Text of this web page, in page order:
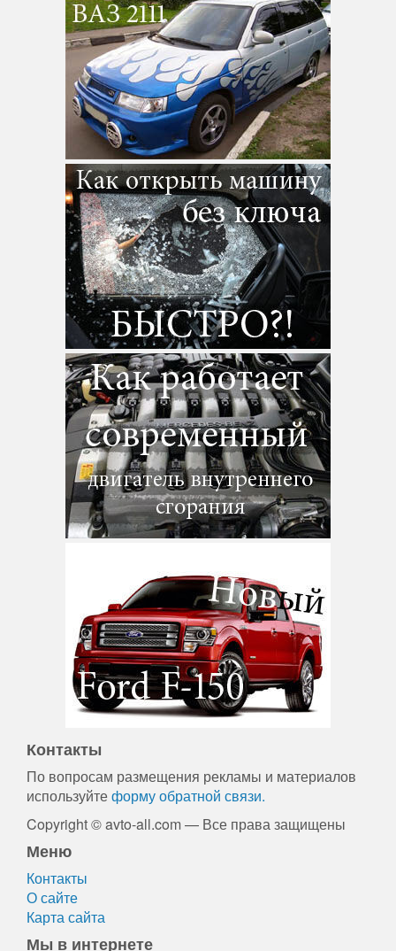
Контакты
По вопросам размещения рекламы и материалов
используйтеформу обратной связи.
Copyright © avto-all.com — Все права защищены
Меню
Контакты
О сайте
Карта сайта
Мы в интернете